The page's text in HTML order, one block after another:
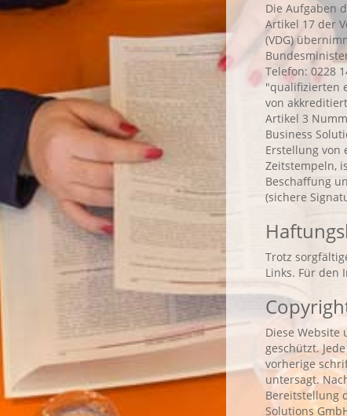
Die Aufgaben
Artikel 17 der
(VDG)
Telefon: 0228
"qualifizierten
von
Artikel 3
Business
Erstellung von
Zeitstempeln,
Beschaffung
(sichere
Trotz
Links. Für den
Diese
geschützt.
vorherige
untersagt.
Bereitstellung
Solutions